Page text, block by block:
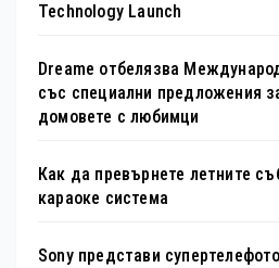
Technology Launch
Dreame отбелязва
със специални предложения
домовете с любимци
Как да превърнете летните
караоке система
Sony представи